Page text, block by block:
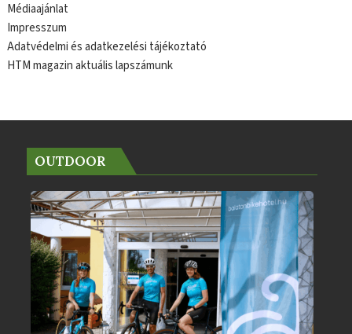
Médiaajánlat
Impresszum
Adatvédelmi és adatkezelési tájékoztató
HTM magazin aktuális lapszámunk
OUTDOOR